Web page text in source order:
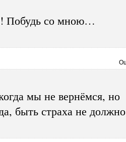
Побудь со мною…
мы не вернёмся, но
быть страха не